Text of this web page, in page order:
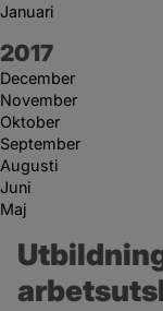
Januari
År:
2017
December
November
Oktober
September
Augusti
Juni
Maj